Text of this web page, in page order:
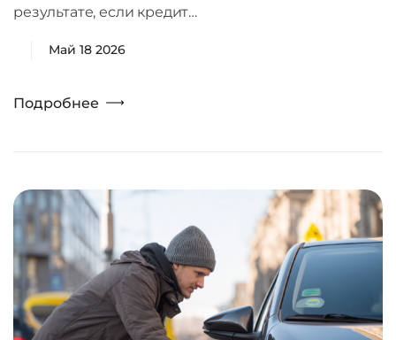
результате, если кредит…
Май 18 2026
Подробнее